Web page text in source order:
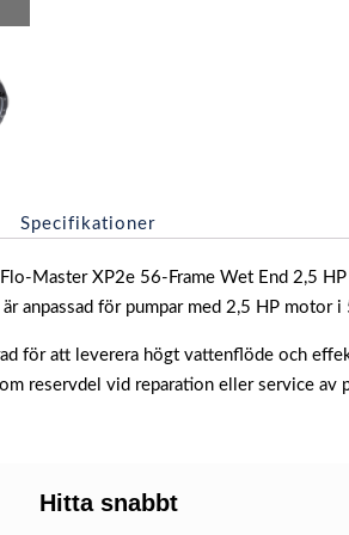
Specifikationer
Master XP2e 56-Frame Wet End 2,5
är anpassad för pumpar med 2,5 HP motor
för att leverera högt vattenflöde och
reservdel vid reparation eller service av
Hitta snabbt